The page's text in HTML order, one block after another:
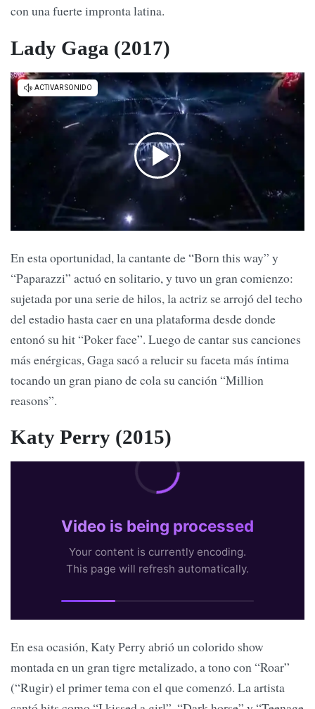
con una fuerte impronta latina.
Lady Gaga (2017)
En esta oportunidad, la cantante de “Born this way” y
“Paparazzi” actuó en solitario, y tuvo un gran comienzo:
sujetada por una serie de hilos, la actriz se arrojó del techo
del estadio hasta caer en una plataforma desde donde
entonó su hit “Poker face”. Luego de cantar sus canciones
más enérgicas, Gaga sacó a relucir su faceta más íntima
tocando un gran piano de cola su canción “Million
reasons”.
Katy Perry (2015)
En esa ocasión, Katy Perry abrió un colorido show
montada en un gran tigre metalizado, a tono con “Roar”
(“Rugir) el primer tema con el que comenzó. La artista